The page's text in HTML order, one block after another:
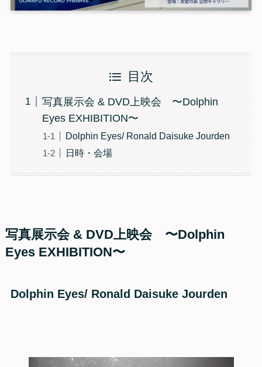
目次
写真展示会 & DVD上映会 〜Dolphin
Eyes EXHIBITION〜
Dolphin Eyes/ Ronald Daisuke Jourden
日時・会場
写真展示会 & DVD上映会〜Dolphin
Eyes EXHIBITION〜
Dolphin Eyes/ Ronald Daisuke Jourden